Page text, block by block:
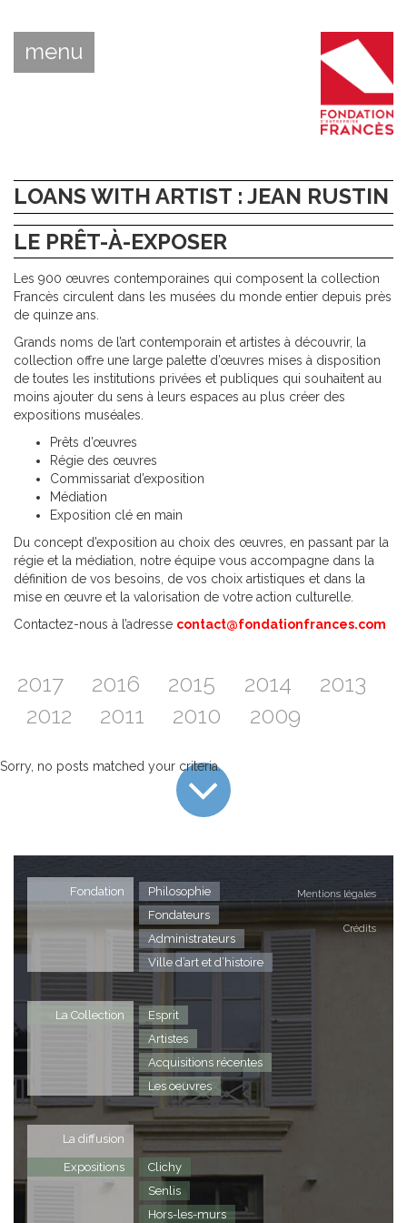
menu
LOANS WITH ARTIST : JEAN RUSTIN
LE PRÊT-À-EXPOSER
Les 900 œuvres contemporaines qui composent la collection
Francès circulent dans les musées du monde entier depuis près
de quinze ans.
Grands noms de l’art contemporain et artistes à découvrir, la
collection offre une large palette d’œuvres mises à disposition
de toutes les institutions privées et publiques qui souhaitent au
moins ajouter du sens à leurs espaces au plus créer des
expositions muséales.
Prêts d’œuvres
Régie des œuvres
Commissariat d’exposition
Médiation
Exposition clé en main
Du concept d’exposition au choix des œuvres, en passant par la
régie et la médiation, notre équipe vous accompagne dans la
définition de vos besoins, de vos choix artistiques et dans la
mise en œuvre et la valorisation de votre action culturelle.
Contactez-nous à l’adresse contact@fondationfrances.com
2017 2016 2015 2014
2013
2012
2011 2010 2009
Sorry, no posts matched your criteria.
Mentions légales
Crédits
Fondation
Philosophie
Fondateurs
Administrateurs
Ville d’art et d’histoire
La Collection
Esprit
Artistes
Acquisitions récentes
Les oeuvres
La diffusion
Expositions
Clichy
Senlis
Hors-les-murs